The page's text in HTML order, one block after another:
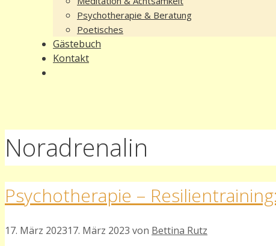
Psychotherapie & Beratung
Poetisches
Gästebuch
Kontakt
Noradrenalin
Psychotherapie –
17. März 202317. März 2023 von Bettina Rutz